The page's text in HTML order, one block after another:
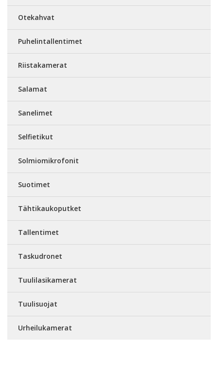
Otekahvat
Puhelintallentimet
Riistakamerat
Salamat
Sanelimet
Selfietikut
Solmiomikrofonit
Suotimet
Tähtikaukoputket
Tallentimet
Taskudronet
Tuulilasikamerat
Tuulisuojat
Urheilukamerat